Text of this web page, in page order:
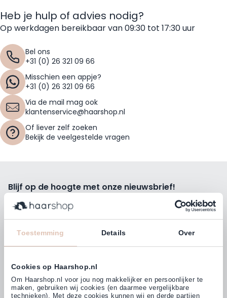
Toestemming Details Over
Cookies op Haarshop.nl
Om Haarshop.nl voor jou nog makkelijker en persoonlijker te
maken, gebruiken wij cookies (en daarmee vergelijkbare
technieken). Met deze cookies kunnen wij en derde partijen
Heb je hulp of advies nodig?
Op werkdagen bereikbaar van 09:30 tot 17:30 uur
Bel ons
+31 (0) 26 321 09 66
Misschien een appje?
+31 (0) 26 321 09 66
Via de mail mag ook
klantenservice@haarshop.nl
Of liever zelf zoeken
Bekijk de veelgestelde vragen
Blijf op de hoogte met onze nieuwsbrief!
Ontvang wekelijks de beste kortingsacties, tips en nieuws
rechtstreeks in jou e-mailbox.
E-mailadres
Inschrijven
Volg ons